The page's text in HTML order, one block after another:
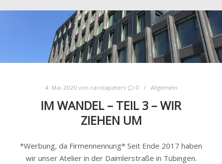
4. Mai 2020von carolapeters 0 Allgemein
IM WANDEL – TEIL 3 – WIR
ZIEHEN UM
*Werbung, da Firmennennung* Seit Ende 2017 haben
wir unser Atelier in der Daimlerstraße in Tübingen.